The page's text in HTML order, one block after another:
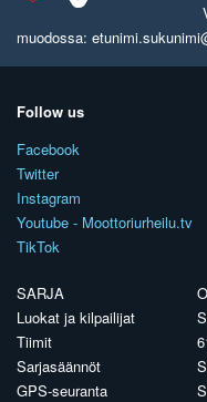
muodossa:
Follow us
Facebook
Twitter
Instagram
Youtube - Moottoriurheilu.tv
TikTok
SARJA
Luokat ja kilpailijat
Tiimit
Sarjasäännöt
GPS-seuranta